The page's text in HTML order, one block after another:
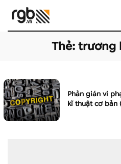
Thẻ: trương
Phản gián vi
kĩ thuật cơ bản